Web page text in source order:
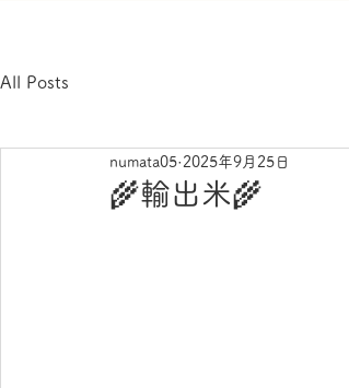
All Posts
🌾輸出米🌾
numata05 2025年9月25日